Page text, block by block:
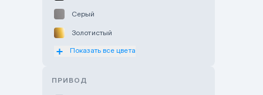
Серый
Золотистый
Оранжевый
Показать все цвета
ПРИВОД